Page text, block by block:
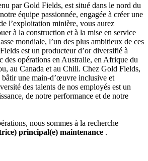
par Gold Fields, est situé dans le nord du
équipe passionnée, engagée à créer une
l’exploitation minière, vous aurez
à la construction et à la mise en service
mondiale, l’un des plus ambitieux de ces
est un producteur d’or diversifié à
des opérations en Australie, en Afrique du
au Canada et au Chili. Chez Gold Fields,
bâtir une main-d’œuvre inclusive et
des talents de nos employés est un
de notre performance et de notre
nous sommes à la recherche
principal(e) maintenance .